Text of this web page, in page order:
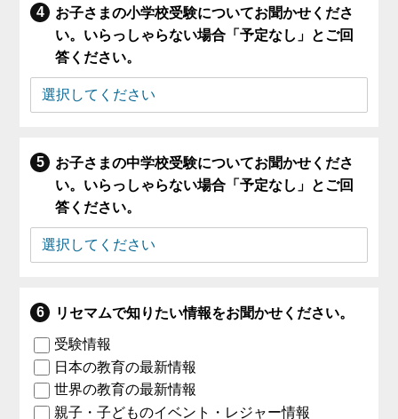
お子さまの小学校受験についてお聞かせくださ
い。いらっしゃらない場合「予定なし」とご回
答ください。
お子さまの中学校受験についてお聞かせくださ
い。いらっしゃらない場合「予定なし」とご回
答ください。
リセマムで知りたい情報をお聞かせください。
受験情報
日本の教育の最新情報
世界の教育の最新情報
親子・子どものイベント・レジャー情報